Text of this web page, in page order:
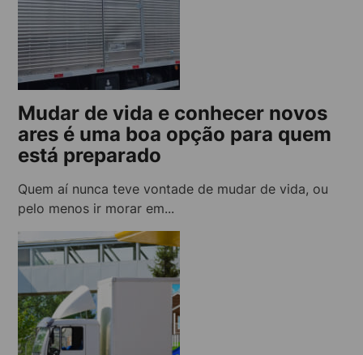
Mudar de vida e conhecer novos
ares é uma boa opção para quem
está preparado
Quem aí nunca teve vontade de mudar de vida, ou
pelo menos ir morar em...